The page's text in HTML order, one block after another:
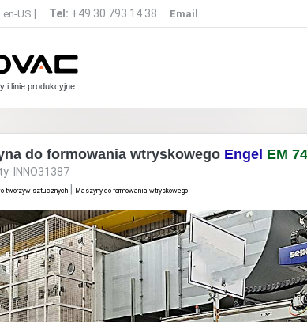
en-US Tel: +49 30 793 14 38 Email
i linie produkcyjne
do formowania wtryskowego Engel EM
INNO31387
tworzyw sztucznych Maszyny do formowania wtryskowego